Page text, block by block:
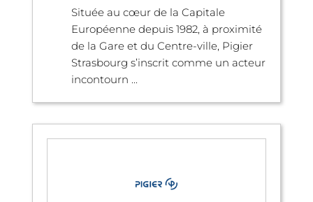
Située au cœur de la Capitale
Européenne depuis 1982, à proximité
de la Gare et du Centre-ville, Pigier
Strasbourg s’inscrit comme un acteur
incontourn ...